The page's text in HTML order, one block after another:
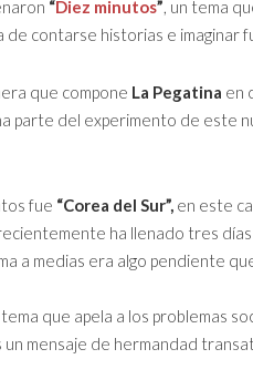
“Diez minutos”, un tema
de contarse historias e
que compone La Pegatina en
parte del experimento de este
fue “Corea del Sur”, en este
ha llenado tres
a medias era algo pendiente
tema que apela a los problemas
un mensaje de hermandad